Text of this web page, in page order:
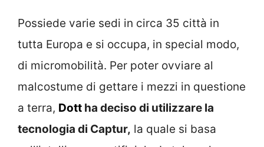
Possiede varie sedi in circa 35 città in
tutta Europa e si occupa, in special modo,
di micromobilità. Per poter ovviare al
malcostume di gettare i mezzi in questione
a terra, Dott ha deciso di utilizzare la
tecnologia di Captur, la quale si basa